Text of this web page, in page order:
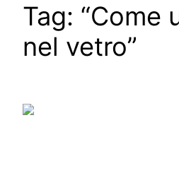
Tag: “Come
nel vetro”